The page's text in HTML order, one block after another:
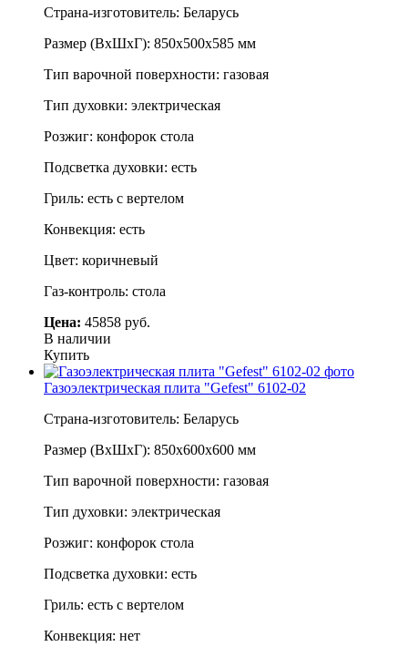
Страна-изготовитель: Беларусь
Размер (ВхШхГ): 850х500х585 мм
Тип варочной поверхности: газовая
Тип духовки: электрическая
Розжиг: конфорок стола
Подсветка духовки: есть
Гриль: есть с вертелом
Конвекция: есть
Цвет: коричневый
Газ-контроль: стола
Цена: 45858 руб.
В наличии
Купить
Газоэлектрическая плита "Gefest" 6102-02
Страна-изготовитель: Беларусь
Размер (ВхШхГ): 850х600х600 мм
Тип варочной поверхности: газовая
Тип духовки: электрическая
Розжиг: конфорок стола
Подсветка духовки: есть
Гриль: есть с вертелом
Конвекция: нет